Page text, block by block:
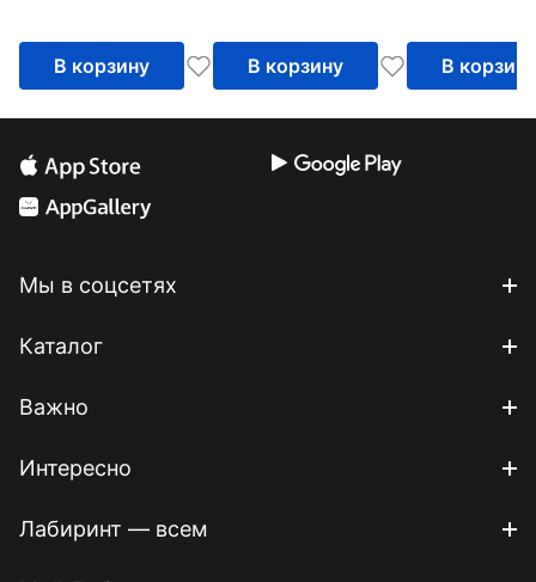
В корзину В корзину В корзину
Мы в соцсетях
Каталог
Важно
Интересно
Лабиринт — всем